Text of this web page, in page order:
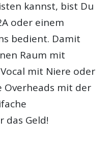
kannst, bist Du
oder einem
bedient. Damit
Raum mit
mit Niere oder
Overheads mit der
das Geld!